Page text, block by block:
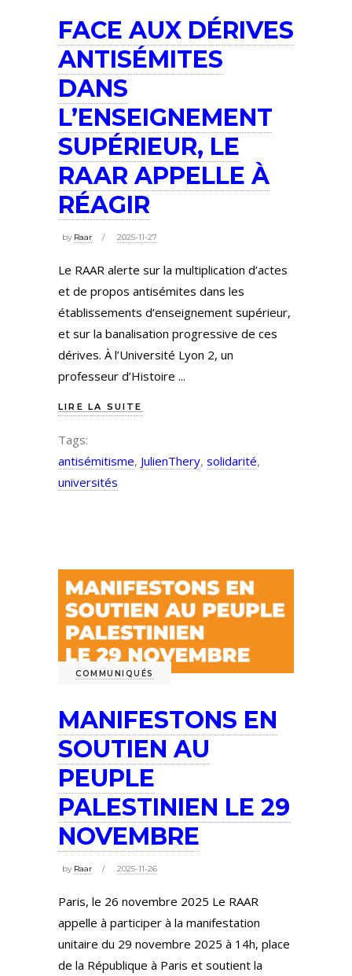
FACE AUX DÉRIVES
ANTISÉMITES
DANS
L’ENSEIGNEMENT
SUPÉRIEUR, LE
RAAR APPELLE À
RÉAGIR
by Raar 2025-11-27
Le RAAR alerte sur la multiplication d’actes
et de propos antisémites dans les
établissements d’enseignement supérieur,
et sur la banalisation progressive de ces
dérives. À l’Université Lyon 2, un
professeur d’Histoire
LIRE LA SUITE
Tags:
antisémitisme, JulienThery, solidarité,
universités
COMMUNIQUÉS
MANIFESTONS EN
SOUTIEN AU
PEUPLE
PALESTINIEN LE 29
NOVEMBRE
by Raar 2025-11-26
Paris, le 26 novembre 2025 Le RAAR
appelle à participer à la manifestation
unitaire du 29 novembre 2025 à 14h, place
de la République à Paris et soutient la